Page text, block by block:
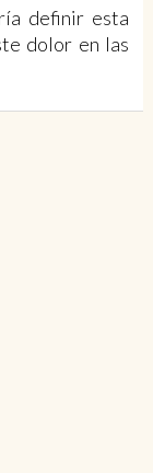
definir esta
dolor en las